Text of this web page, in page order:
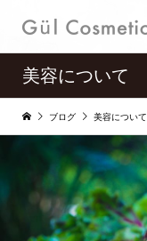
美容について
ブログ 美容について